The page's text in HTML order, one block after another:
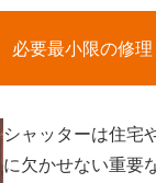
必要最小限の修
シャッターは住宅
に欠かせない重要